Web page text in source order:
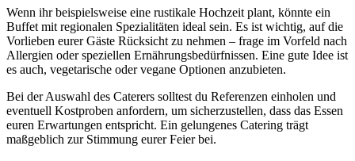
Wenn ihr beispielsweise eine rustikale Hochzeit plant, könnte ein
Buffet mit regionalen Spezialitäten ideal sein. Es ist wichtig, auf die
Vorlieben eurer Gäste Rücksicht zu nehmen – frage im Vorfeld nach
Allergien oder speziellen Ernährungsbedürfnissen. Eine gute Idee ist
es auch, vegetarische oder vegane Optionen anzubieten.
Bei der Auswahl des Caterers solltest du Referenzen einholen und
eventuell Kostproben anfordern, um sicherzustellen, dass das Essen
euren Erwartungen entspricht. Ein gelungenes Catering trägt
maßgeblich zur Stimmung eurer Feier bei.